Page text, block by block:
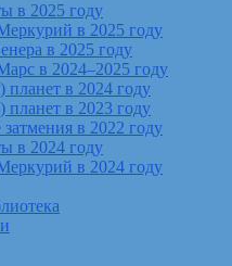
в 2025 году
в 2025 году
в 2025 году
в 2024–2025 году
планет в 2024 году
планет в 2023 году
в 2022 году
в 2024 году
в 2024 году